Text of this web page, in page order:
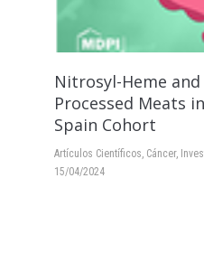
Nitrosyl-Heme
Processed Meats
Spain Cohort
Artículos Científicos, Cáncer,
15/04/2024